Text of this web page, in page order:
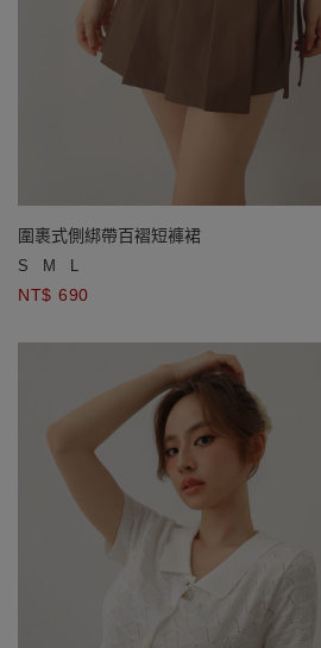
圍裹式側綁帶百褶短褲裙
S M
NT$ 690